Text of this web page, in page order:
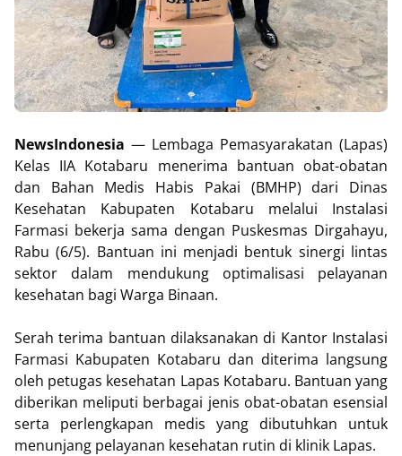
NewsIndonesia — Lembaga Pemasyarakatan (Lapas)
Kelas IIA Kotabaru menerima bantuan obat-obatan
dan Bahan Medis Habis Pakai (BMHP) dari Dinas
Kesehatan Kabupaten Kotabaru melalui Instalasi
Farmasi bekerja sama dengan Puskesmas Dirgahayu,
Rabu (6/5). Bantuan ini menjadi bentuk sinergi lintas
sektor dalam mendukung optimalisasi pelayanan
kesehatan bagi Warga Binaan.
Serah terima bantuan dilaksanakan di Kantor Instalasi
Farmasi Kabupaten Kotabaru dan diterima langsung
oleh petugas kesehatan Lapas Kotabaru. Bantuan yang
diberikan meliputi berbagai jenis obat-obatan esensial
serta perlengkapan medis yang dibutuhkan untuk
menunjang pelayanan kesehatan rutin di klinik Lapas.